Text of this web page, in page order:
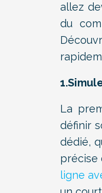
allez
du
La
définir
dédié,
précise
ligne